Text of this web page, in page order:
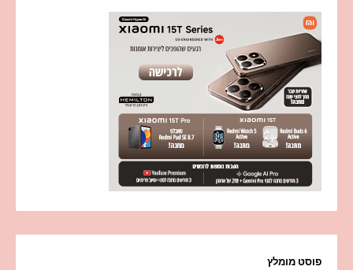
פוסט מומלץ